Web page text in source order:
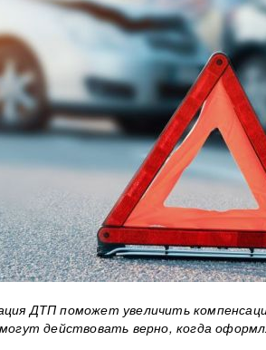
ДТП поможет увеличить
действовать верно, когда